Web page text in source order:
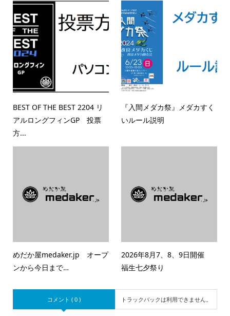
BEST OF THE BEST 2204 リ
アルロングフィンGP 投票
方...
『入間メダカ祭』メダカすく
いルール説明
めだか屋medaker.jp オープ
ンから今日まで…
2026年8月7、8、9日開催
福生七夕祭り
コメント ( 0 ) トラックバックは利用できません。